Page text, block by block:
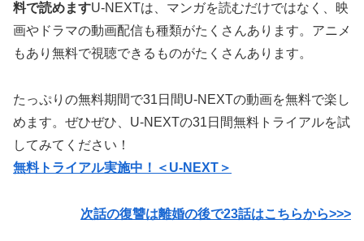
料で読めますU-NEXTは、マンガを読むだけではなく、映
画やドラマの動画配信も種類がたくさんあります。アニメ
もあり無料で視聴できるものがたくさんあります。
たっぷりの無料期間で31日間U-NEXTの動画を無料で楽し
めます。ぜひぜひ、U-NEXTの31日間無料トライアルを試
してみてください！
無料トライアル実施中！＜U-NEXT＞
次話の復讐は離婚の後で23話はこちらから>>>